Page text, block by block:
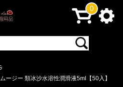
ージー 類冰沙水溶性潤滑液5ml【50入】
0